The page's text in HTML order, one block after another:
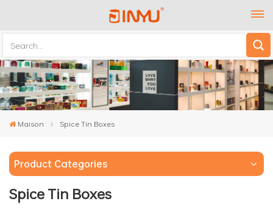
Maison Spice Tin Boxes
Product Categories
Spice Tin Boxes